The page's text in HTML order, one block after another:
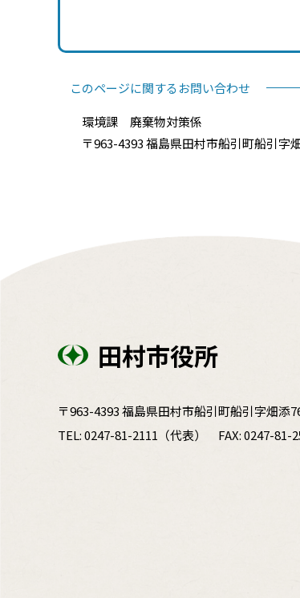
このページに関するお問い合わせ
環境課 廃棄物対策係
〒963-4393 福島県田村市船引町船引
田村市役所
〒963-4393 福島県田村市船引町船引字畑添
TEL:0247-81-2111 （代表） FAX: 0247-81-